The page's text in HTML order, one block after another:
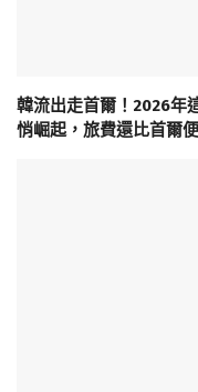
韓流出走首爾！2026年
悄崛起，旅費還比首爾